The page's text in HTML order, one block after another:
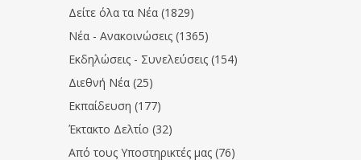
Δείτε όλα τα Νέα (1829)
Νέα - Ανακοινώσεις (1365)
Εκδηλώσεις - Συνελεύσεις (154)
Διεθνή Νέα (25)
Εκπαίδευση (177)
Έκτακτο Δελτίο (32)
Από τους Υποστηρικτές μας (76)